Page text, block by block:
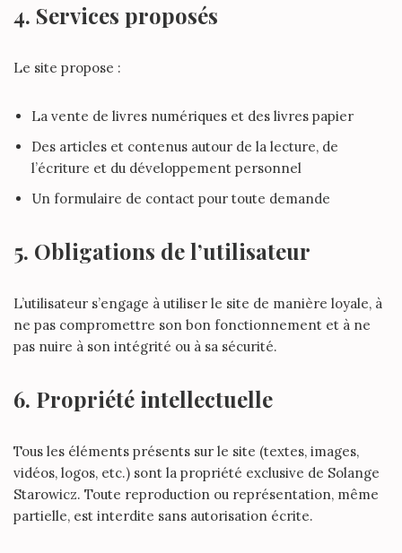
4. Services proposés
Le site propose :
La vente de livres numériques et des livres papier
Des articles et contenus autour de la lecture, de
l’écriture et du développement personnel
Un formulaire de contact pour toute demande
5. Obligations de l’utilisateur
L’utilisateur s’engage à utiliser le site de manière loyale, à
ne pas compromettre son bon fonctionnement et à ne
pas nuire à son intégrité ou à sa sécurité.
6. Propriété intellectuelle
Tous les éléments présents sur le site (textes, images,
vidéos, logos, etc.) sont la propriété exclusive de Solange
Starowicz. Toute reproduction ou représentation, même
partielle, est interdite sans autorisation écrite.